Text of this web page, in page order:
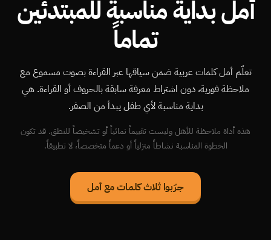
أمل بداية مناسبة للمبتدئين
تماماً
تعلّم أمل كلمات عربية ضمن سياقها عبر القراءة بصوت مسموع مع
ملاحظة فورية، دون اشتراط معرفة سابقة بالحروف أو القراءة. هي
بداية مناسبة لأي طفل يبدأ من الصفر.
هذه أداة ملاحظة للأهل وليست تقييماً نمائياً أو تشخيصاً للنطق. قد تكون
الخطوة المناسبة نشاطاً منزلياً أو دعماً متخصصاً، لا تطبيقاً.
جرّبوا ثلاث كلمات مع أمل